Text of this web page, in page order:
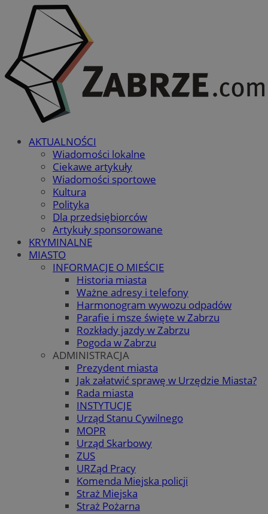
AKTUALNOŚCI
Wiadomości lokalne
Ciekawe artykuły
Wiadomości sportowe
Kultura
Polityka
Dla przedsiębiorców
Artykuły sponsorowane
KRYMINALNE
MIASTO
INFORMACJE O MIEŚCIE
Historia miasta
Ważne adresy i telefony
Harmonogram wywozu odpadów
Parafie i msze święte w Zabrzu
Rozkłady jazdy w Zabrzu
Pogoda w Zabrzu
ADMINISTRACJA
Prezydent miasta
Jak załatwić sprawę w Urzędzie Miasta?
Rada miasta
INSTYTUCJE
Urząd Stanu Cywilnego
MOPR
Urząd Skarbowy
ZUS
URZąd Pracy
Komenda Miejska policji
Straż Miejska
Straż Pożarna